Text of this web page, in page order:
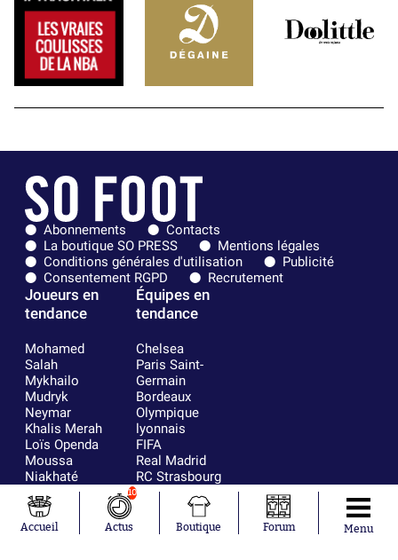
Abonnements
Contacts
La boutique SO PRESS
Mentions légales
Conditions générales d'utilisation
Publicité
Consentement RGPD
Recrutement
Joueurs en
tendance
Mohamed
Salah
Mykhailo
Mudryk
Neymar
Khalis Merah
Loïs Openda
Moussa
Niakhaté
Nicolás
Tagliafico
Pavel Šulc
Équipes en
tendance
Chelsea
Paris Saint-
Germain
Bordeaux
Olympique
lyonnais
FIFA
Real Madrid
RC Strasbourg
AC Milan
RC Lens
Accueil
10
Actus Boutique Forum Menu